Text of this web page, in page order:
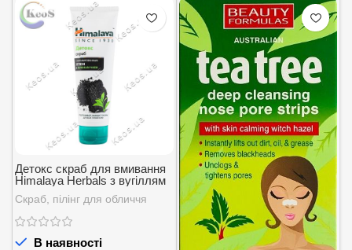
Детокс скраб для вмивання
Himalaya Herbals з вугіллям
та зеленим чаєм 75 мл.
Скраб, пілінг для обличчя
В наявності